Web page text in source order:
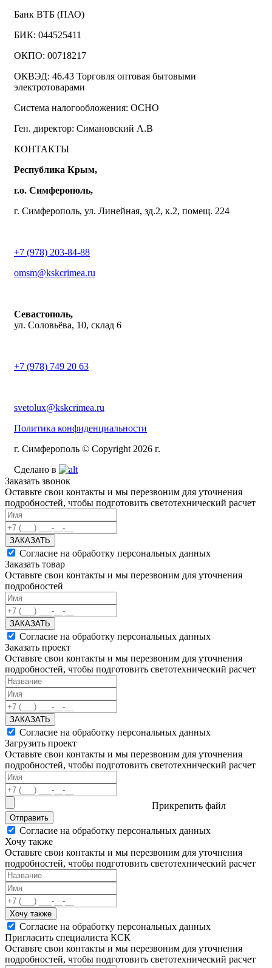
Банк ВТБ (ПАО)
БИК: 044525411
ОКПО: 00718217
ОКВЭД: 46.43 Торговля оптовая бытовыми
электротоварами
Система налогообложения: ОСНО
Ген. директор: Симановский А.В
КОНТАКТЫ
Республика Крым,
г.о. Симферополь,
г. Симферополь, ул. Линейная, зд.2, к.2, помещ. 224
+7 (978) 203-84-88
omsm@kskcrimea.ru
Севастополь,
ул. Соловьёва, 10, склад 6
+7 (978) 749 20 63
svetolux@kskcrimea.ru
Политика конфиденциальности
г. Симферополь © Copyright 2026 г.
Сделано в
Заказать звонок
Оставьте свои контакты и мы перезвоним для уточнения
подробностей, чтобы подготовить светотехнический расчет
ЗАКАЗАТЬ
Согласие на обработку персональных данных
Заказать товар
Оставьте свои контакты и мы перезвоним для уточнения
подробностей
ЗАКАЗАТЬ
Согласие на обработку персональных данных
Заказать проект
Оставьте свои контакты и мы перезвоним для уточнения
подробностей, чтобы подготовить светотехнический расчет
ЗАКАЗАТЬ
Согласие на обработку персональных данных
Загрузить проект
Оставьте свои контакты и мы перезвоним для уточнения
подробностей, чтобы подготовить светотехнический расчет
Прикрепить файл
Отправить
Согласие на обработку персональных данных
Хочу также
Оставьте свои контакты и мы перезвоним для уточнения
подробностей, чтобы подготовить светотехнический расчет
Хочу также
Согласие на обработку персональных данных
Пригласить специалиста КСК
Оставьте свои контакты и мы перезвоним для уточнения
подробностей, чтобы подготовить светотехнический расчет